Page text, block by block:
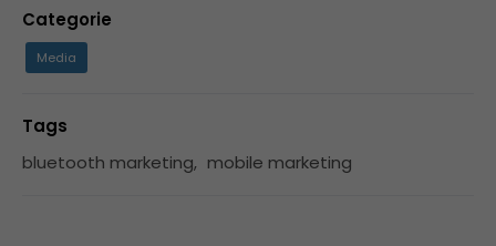
Categorie
Media
Tags
bluetooth marketing, mobile marketing